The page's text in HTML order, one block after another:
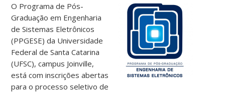
O Programa de Pós-
Graduação em Engenharia
de Sistemas Eletrônicos
(PPGESE) da Universidade
Federal de Santa Catarina
(UFSC), campus Joinville,
está com inscrições abertas
para o processo seletivo de